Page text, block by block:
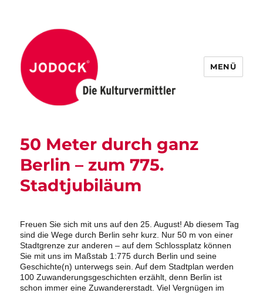
MENÜ
50 Meter durch ganz
Berlin – zum 775.
Stadtjubiläum
Freuen Sie sich mit uns auf den 25. August! Ab diesem Tag
sind die Wege durch Berlin sehr kurz. Nur 50 m von einer
Stadtgrenze zur anderen – auf dem Schlossplatz können
Sie mit uns im Maßstab 1:775 durch Berlin und seine
Geschichte(n) unterwegs sein. Auf dem Stadtplan werden
100 Zuwanderungsgeschichten erzählt, denn Berlin ist
schon immer eine Zuwandererstadt. Viel Vergnügen im